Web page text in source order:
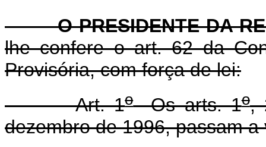
O PRESIDENTE DA
lhe confere o art. 62 da
Provisória, com força de lei:
Art. 1oOs arts. 1o,
dezembro de 1996, passam